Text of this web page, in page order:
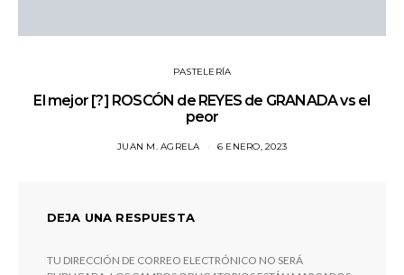
PASTELERÍA
El mejor [?] ROSCÓN de REYES de GRANADA vs el
peor
JUAN M. AGRELA 6 ENERO, 2023
DEJA UNA RESPUESTA
TU DIRECCIÓN DE CORREO ELECTRÓNICO NO SERÁ